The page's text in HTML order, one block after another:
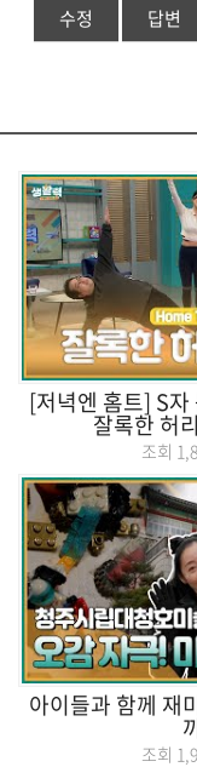
수정 답변
[저녁엔 홈트] S
잘록한 허
조회
아이들과 함께 재
조회